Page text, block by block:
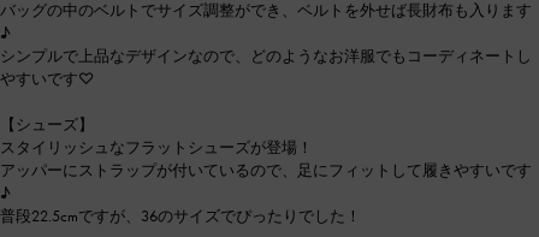
バッグの中のベルトでサイズ調整ができ、ベルトを外せば長財布も入ります
♪
シンプルで上品なデザインなので、どのようなお洋服でもコーディネートし
やすいです♡
【シューズ】
スタイリッシュなフラットシューズが登場！
アッパーにストラップが付いているので、足にフィットして履きやすいです
♪
普段22.5cmですが、36のサイズでぴったりでした！